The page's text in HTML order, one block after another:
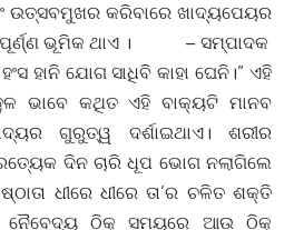
ଉତ୍ସବମୁଖର କରିବାରେ ଖାଦ୍ୟପେୟର
ଭୂମିକ ଥାଏ । – ସମ୍ପାଦକ
ହାନି ଯୋଗ ସାଧିବି କାହା ଘେନି।” ଏହି
ଭାବେ କଥିତ ଏହି ବାକ୍ୟଟି ମାନବ
ଗୁରୁତ୍ୱ ଦର୍ଶାଇଥାଏ। ଶରୀର
ଦିନ ଚାରି ଧୂପ ଭୋଗ ନଲାଗିଲେ
ଧୀରେ ଧୀରେ ତା’ର ଚଳିତ ଶକ୍ତି
ନୈବେଦ୍ୟ ଠିକ୍ ସମୟରେ ଆଉ ଠିକ୍